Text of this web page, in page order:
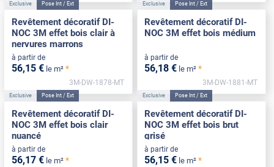
Exclusive Pose Int / Ext
Revêtement décoratif DI-
NOC 3M effet bois clair à
nervures marrons
à partir de
56,15 € le m² *
3M-DW-1878-MT
Exclusive Pose Int / Ext
Revêtement décoratif DI-
NOC 3M effet bois médium
à partir de
56,18 € le m² *
3M-DW-1881-MT
Exclusive Pose Int / Ext
Revêtement décoratif DI-
NOC 3M effet bois clair
nuancé
à partir de
56,17 € le m² *
Exclusive Pose Int / Ext
Revêtement décoratif DI-
NOC 3M effet bois brut
grisé
à partir de
56,15 € le m² *